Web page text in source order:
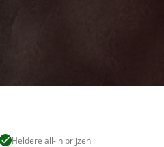
Heldere all-in prijzen